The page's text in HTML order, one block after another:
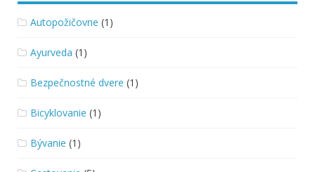
Autopožičovne (1)
Ayurveda (1)
Bezpečnostné dvere (1)
Bicyklovanie (1)
Bývanie (1)